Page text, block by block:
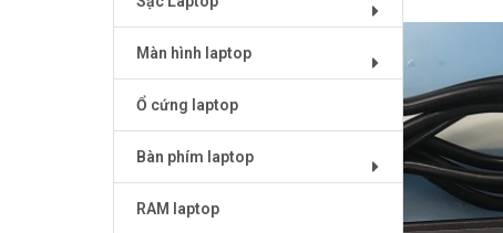
Màn hình laptop
Ổ cứng laptop
Bàn phím laptop
RAM laptop